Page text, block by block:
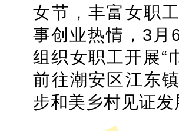
女节，丰富女职
事创业热情，3月
组织女职工开展“
前往潮安区江东
步和美乡村见证发